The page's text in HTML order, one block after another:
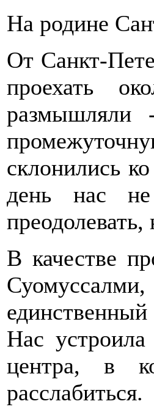
На родине
От Санкт-
проехать
размышляли
склонились
день нас
преодолевать,
В качестве
Нас
центра, в
расслабиться.